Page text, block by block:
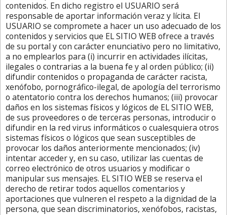
contenidos. En dicho registro el USUARIO será
responsable de aportar información veraz y lícita. El
USUARIO se compromete a hacer un uso adecuado de los
contenidos y servicios que EL SITIO WEB ofrece a través
de su portal y con carácter enunciativo pero no limitativo,
a no emplearlos para (i) incurrir en actividades ilícitas,
ilegales o contrarias a la buena fe y al orden público; (ii)
difundir contenidos o propaganda de carácter racista,
xenófobo, pornográfico-ilegal, de apología del terrorismo
o atentatorio contra los derechos humanos; (iii) provocar
daños en los sistemas físicos y lógicos de EL SITIO WEB,
de sus proveedores o de terceras personas, introducir o
difundir en la red virus informáticos o cualesquiera otros
sistemas físicos o lógicos que sean susceptibles de
provocar los daños anteriormente mencionados; (iv)
intentar acceder y, en su caso, utilizar las cuentas de
correo electrónico de otros usuarios y modificar o
manipular sus mensajes. EL SITIO WEB se reserva el
derecho de retirar todos aquellos comentarios y
aportaciones que vulneren el respeto a la dignidad de la
persona, que sean discriminatorios, xenófobos, racistas,